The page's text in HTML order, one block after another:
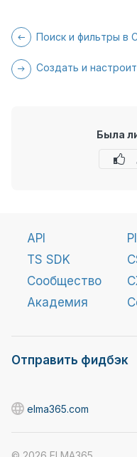
Поиск и фильтры в
Создать и
Была
API
TS SDK
Сообщество
Академия
Отправить фидбэк
elma365.com